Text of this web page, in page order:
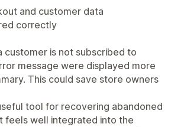
and customer data
correctly
customer is not subscribed to
message were displayed more
This could save store owners
tool for recovering abandoned
feels well integrated into the